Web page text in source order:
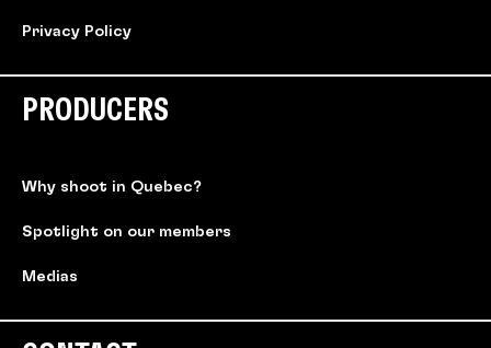
Privacy Policy
PRODUCERS
Why shoot in Quebec?
Spotlight on our members
Medias